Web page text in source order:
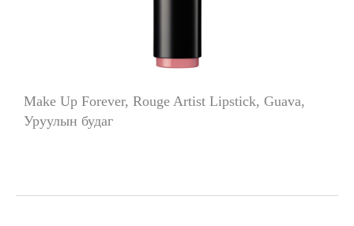
Make Up Forever, Rouge Artist Lipstick, Guava,
Уруулын будаг